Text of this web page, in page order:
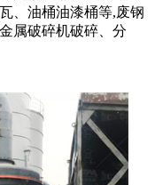
、油桶油漆桶等,废钢
属破碎机破碎、分